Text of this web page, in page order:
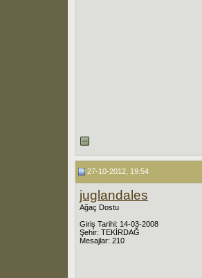
27-10-2012, 19:54
juglandales
Ağaç Dostu
Giriş Tarihi: 14-03-2008
Şehir: TEKİRDAĞ
Mesajlar: 210